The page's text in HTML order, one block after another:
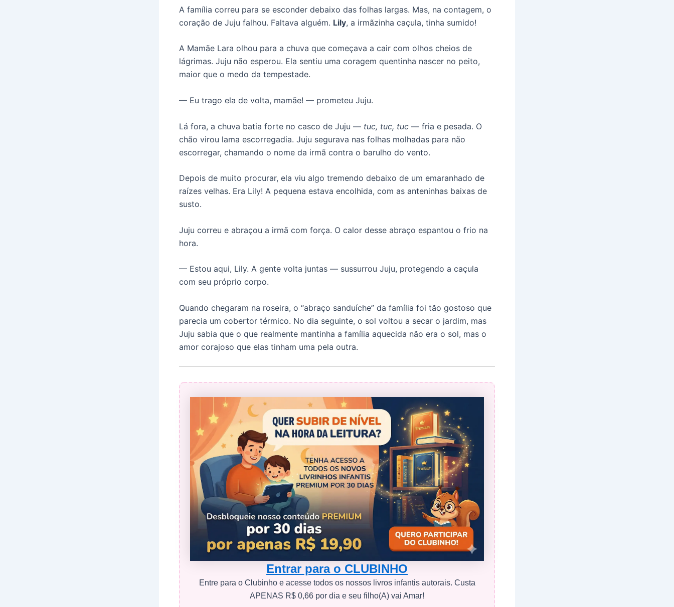
A família correu para se esconder debaixo das folhas largas. Mas, na contagem, o
coração de Juju falhou. Faltava alguém. Lily, a irmãzinha caçula, tinha sumido!
A Mamãe Lara olhou para a chuva que começava a cair com olhos cheios de
lágrimas. Juju não esperou. Ela sentiu uma coragem quentinha nascer no peito,
maior que o medo da tempestade.
— Eu trago ela de volta, mamãe! — prometeu Juju.
Lá fora, a chuva batia forte no casco de Juju — tuc, tuc, tuc — fria e pesada. O
chão virou lama escorregadia. Juju segurava nas folhas molhadas para não
escorregar, chamando o nome da irmã contra o barulho do vento.
Depois de muito procurar, ela viu algo tremendo debaixo de um emaranhado de
raízes velhas. Era Lily! A pequena estava encolhida, com as anteninhas baixas de
susto.
Juju correu e abraçou a irmã com força. O calor desse abraço espantou o frio na
hora.
— Estou aqui, Lily. A gente volta juntas — sussurrou Juju, protegendo a caçula
com seu próprio corpo.
Quando chegaram na roseira, o “abraço sanduíche” da família foi tão gostoso que
parecia um cobertor térmico. No dia seguinte, o sol voltou a secar o jardim, mas
Juju sabia que o que realmente mantinha a família aquecida não era o sol, mas o
amor corajoso que elas tinham uma pela outra.
Entrar para o CLUBINHO
Entre para o Clubinho e acesse todos os nossos livros infantis autorais. Custa
APENAS R$ 0,66 por dia e seu filho(A) vai Amar!